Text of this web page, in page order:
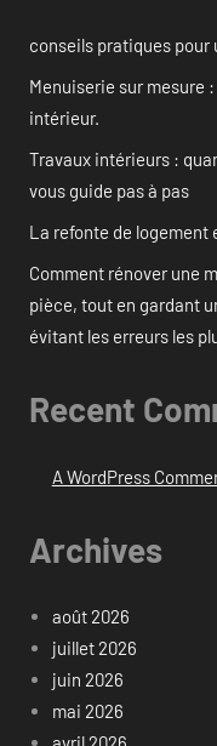
conseils pratiques pour
Menuiserie sur mesure
intérieur.
Travaux intérieurs :
vous guide pas à pas
La refonte de logement
Comment rénover une
pièce, tout en gardant
évitant les erreurs les
Recent
A WordPress
Archives
août 2026
juillet 2026
juin 2026
mai 2026